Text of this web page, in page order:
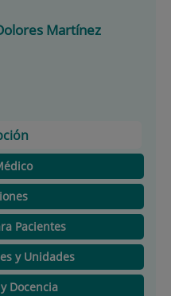
Martínez
Pacientes
y Unidades
Docencia